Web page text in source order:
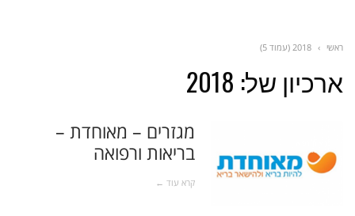
ראשי › 2018 (עמוד 5)
ארכיון של: 2018
ה
מגזרים – מאוחדת –
בריאות ורפואה
קרא עוד ←